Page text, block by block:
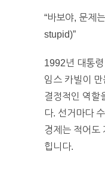
“바보야, 문제
stupid)”
1992년 대통령
임스 카빌이 만
결정적인 역할
다. 선거마다
경제는 적어도
힙니다.